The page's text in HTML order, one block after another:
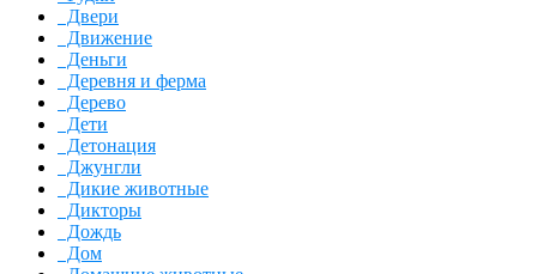
Двери
Движение
Деньги
Деревня и ферма
Дерево
Дети
Детонация
Джунгли
Дикие животные
Дикторы
Дождь
Дом